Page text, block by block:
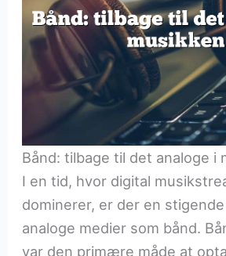
Bånd: tilbage til det analoge i
I en tid, hvor digital
dominerer, er der en
analoge medier som bånd.
var den primære måde at